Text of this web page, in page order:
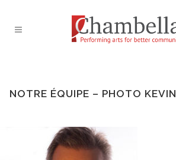
NOTRE ÉQUIPE – PHOTO KEVIN